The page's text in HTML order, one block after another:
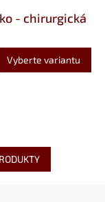
- chirurgická
Vyberte variantu